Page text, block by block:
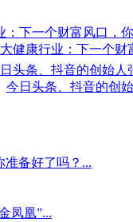
大健康行业：下一个财
今日头条、抖音的创始
准备好了吗？...
凤凰”...